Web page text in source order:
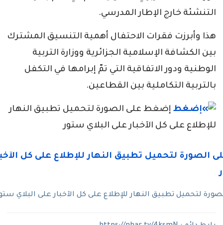
التنشئة خارج الإطار المدرسي.
هذا وأبرزت فقرات الاحتفال أهمية التنسيق المشترك
بين الكشافة الإسلامية الجزائرية ووزارة التربية
الوطنية ودور الاتفاقية التي تمّ إبرامها في التكفل
بالتربية التكاملية بين القطاعين.
إضغط على الصورة لتحميل تطبيق النهار
للإطلاع على كل الآخبار على البلاي ستور
لتحميل تطبيق النهار للإطلاع على كل الآخبار على البلاي